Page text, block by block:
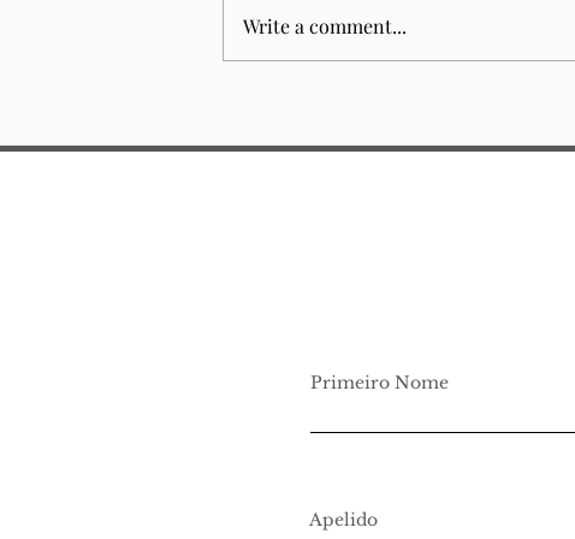
Write a comment...
Primeiro Nome
Apelido